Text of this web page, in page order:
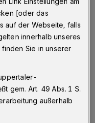
nach der
die ersten
Runden auf
Sie
[oder das
auf der Webseite, falls
innerhalb unseres
Sie in unserer
gem. Art. 49 Abs. 1 S.
außerhalb